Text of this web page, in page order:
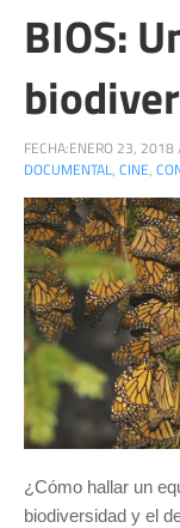
BIOS:
FECHA:ENERO 23, 2018
DOCUMENTAL, CINE,
¿Cómo hallar un
biodiversidad y el